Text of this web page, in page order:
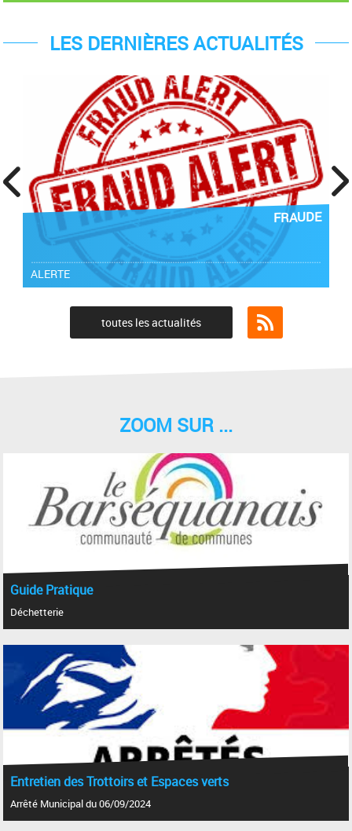
LES DERNIÈRES ACTUALITÉS
FRAUDE
ALERTE
prev
next
toutes les actualités
ZOOM SUR ...
Guide Pratique
Déchetterie
Entretien des Trottoirs et Espaces verts
Arrêté Municipal du 06/09/2024